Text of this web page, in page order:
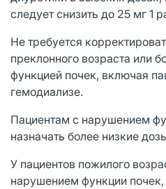
следует снизить до 25 мг 1
Не требуется
преклонного возраста или
функцией почек, включая
гемодиализе.
Пациентам с нарушением
назначать более низкие
У пациентов пожилого
нарушением функции